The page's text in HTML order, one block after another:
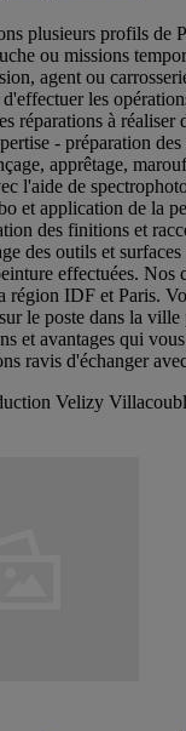
plusieurs profils de
ou missions
agent ou
d'effectuer les
réparations à réaliser
- préparation des
apprêtage,
l'aide de
et application de la
des finitions et
des outils et
effectuées. Nos
région IDF et Paris.
le poste dans la ville
et avantages qui
ravis d'échanger
Velizy